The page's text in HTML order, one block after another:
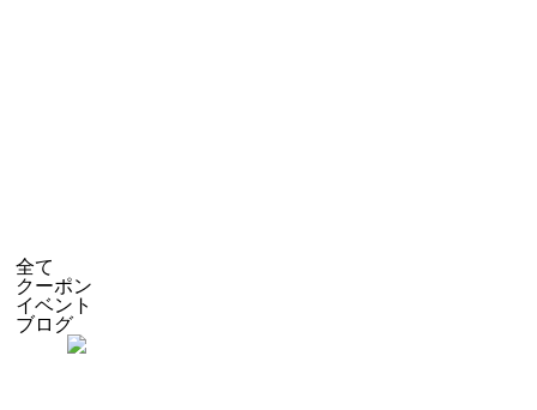
全て
クーポン
イベント
ブログ